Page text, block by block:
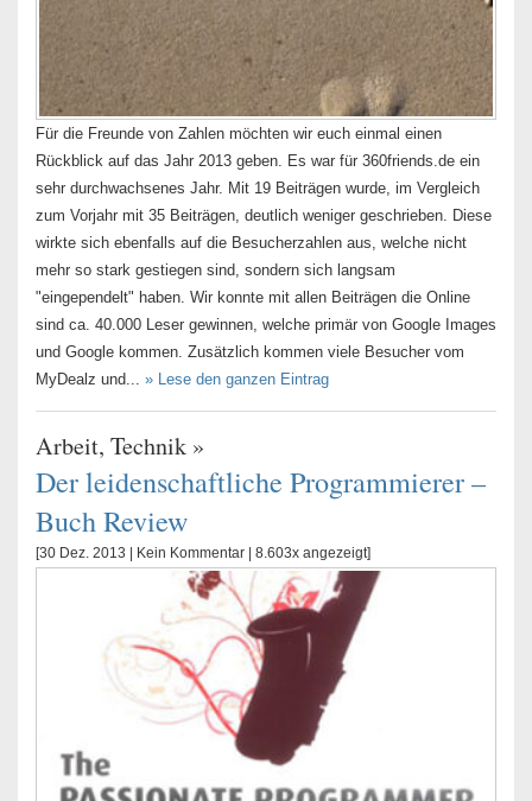
Für die Freunde von Zahlen möchten wir euch einmal einen
Rückblick auf das Jahr 2013 geben. Es war für 360friends.de ein
sehr durchwachsenes Jahr. Mit 19 Beiträgen wurde, im Vergleich
zum Vorjahr mit 35 Beiträgen, deutlich weniger geschrieben. Diese
wirkte sich ebenfalls auf die Besucherzahlen aus, welche nicht
mehr so stark gestiegen sind, sondern sich langsam
"eingependelt" haben. Wir konnte mit allen Beiträgen die Online
sind ca. 40.000 Leser gewinnen, welche primär von Google Images
und Google kommen. Zusätzlich kommen viele Besucher vom
MyDealz und... » Lese den ganzen Eintrag
Arbeit, Technik »
Der leidenschaftliche Programmierer –
Buch Review
[30 Dez. 2013 | Kein Kommentar | 8.603x angezeigt]